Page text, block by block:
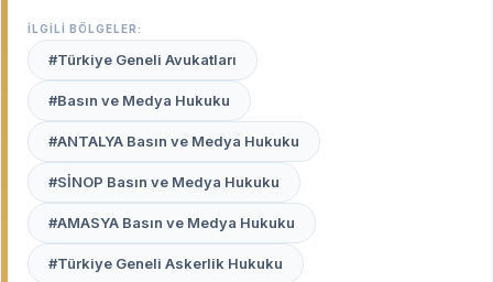
yayınlanması saniyeler sürerken, o haberin yarattığı
haksız mağduriyeti gidermek aylar süren bir hukuki
mücadele gerektirebilir.
Türkiye geneli basın ve
medya hukuku uzmanı avukatlar
ile kişilik hakları arasındaki o ince çizgide
müvekkillerinin itibarını ve yasal haklarını korumak
için görev yaparlar.
Neden Medya Hukuku Alanında
İLGİLİ BÖLGELER:
#Türkiye Geneli Avukatları
#Basın ve Medya Hukuku
#ANTALYA Basın ve Medya Hukuku
#SİNOP Basın ve Medya Hukuku
#AMASYA Basın ve Medya Hukuku
#Türkiye Geneli Askerlik Hukuku